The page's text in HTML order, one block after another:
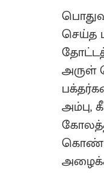
செய்த
அருள்
அம்பு,